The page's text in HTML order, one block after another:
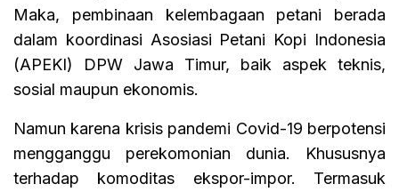
Maka, pembinaan kelembagaan petani berada
dalam koordinasi Asosiasi Petani Kopi Indonesia
(APEKI) DPW Jawa Timur, baik aspek teknis,
sosial maupun ekonomis.
Namun karena krisis pandemi Covid-19 berpotensi
mengganggu perekomonian dunia. Khususnya
terhadap komoditas ekspor-impor. Termasuk